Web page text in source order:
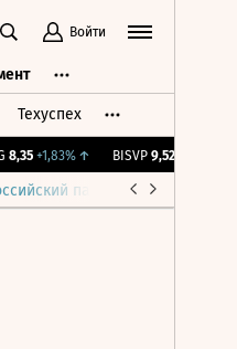
Войти
Техуспех
8,35 +1,83%↑ BISVP 9,52 -0,63%
парламент